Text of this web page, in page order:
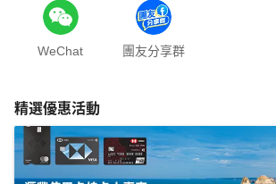
WeChat 團友分享群
精選優惠活動